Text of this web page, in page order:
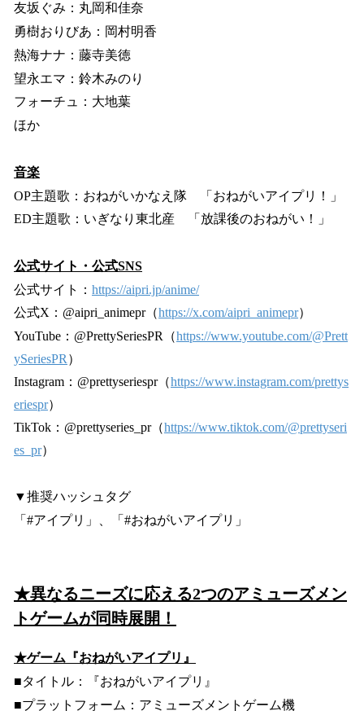
友坂ぐみ：丸岡和佳奈
勇樹おりびあ：岡村明香
熱海ナナ：藤寺美徳
望永エマ：鈴木みのり
フォーチュ：大地葉
ほか
音楽
OP主題歌：おねがいかなえ隊 「おねがいアイプリ！」
ED主題歌：いぎなり東北産 「放課後のおねがい！」
公式サイト・公式SNS
公式サイト： https://aipri.jp/anime/
公式X：@aipri_animepr（https://x.com/aipri_animepr）
YouTube：@PrettySeriesPR（https://www.youtube.com/@Prett
ySeriesPR ）
Instagram：@prettyseriespr（https://www.instagram.com/prettys
eriespr）
TikTok：@prettyseries_pr（https://www.tiktok.com/@prettyseri
es_pr）
▼推奨ハッシュタグ
「#アイプリ」、「#おねがいアイプリ」
★異なるニーズに応える2つのアミューズメン
トゲームが同時展開！
★ゲーム『おねがいアイプリ』
■タイトル：『おねがいアイプリ』
■プラットフォーム：アミューズメントゲーム機